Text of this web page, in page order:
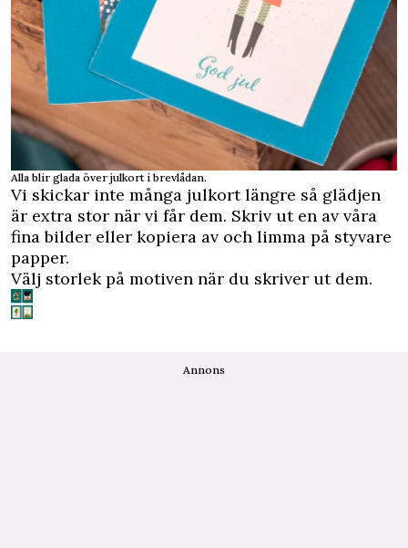
Alla blir glada över julkort i brevlådan.
Vi skickar inte många julkort längre så glädjen
är extra stor när vi får dem. Skriv ut en av våra
fina bilder eller kopiera av och limma på styvare
papper.
Välj storlek på motiven när du skriver ut dem.
Annons